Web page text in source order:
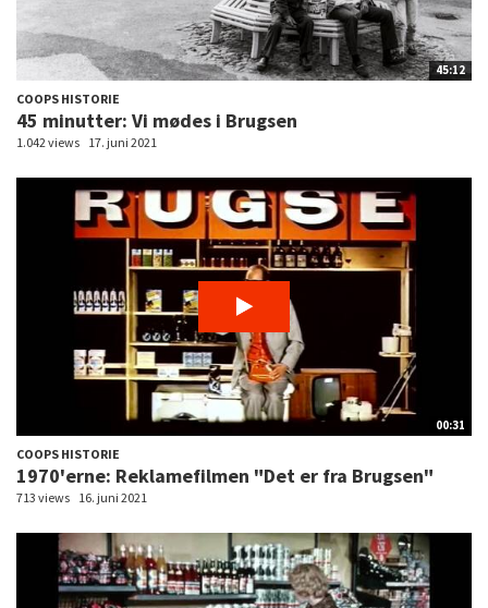
45:12
COOPS HISTORIE
45 minutter: Vi mødes i Brugsen
1.042 views 17. juni 2021
00:31
COOPS HISTORIE
1970'erne: Reklamefilmen "Det er fra Brugsen"
713 views 16. juni 2021